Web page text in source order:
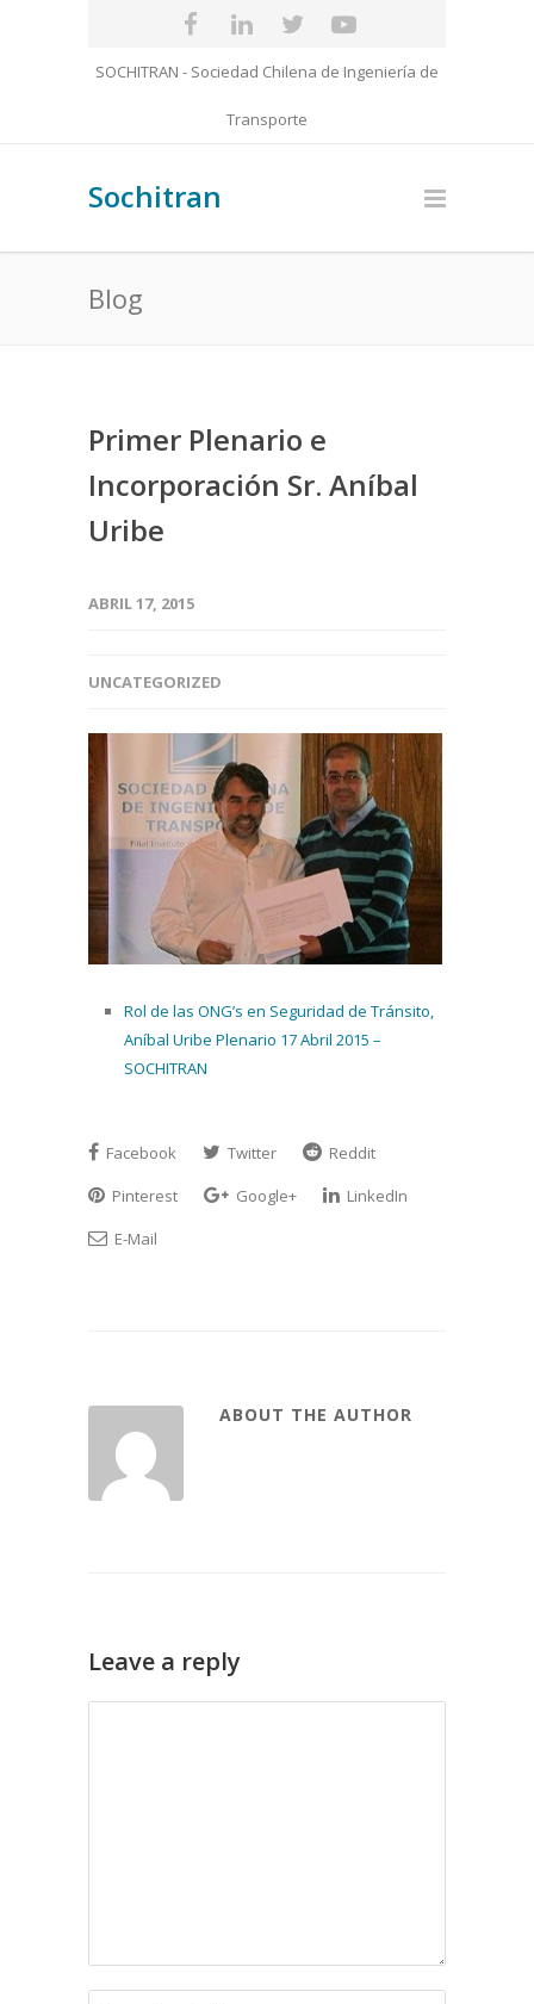
SOCHITRAN - Sociedad Chilena de Ingeniería de
Transporte
Sochitran
Blog
Primer Plenario e
Incorporación Sr. Aníbal
Uribe
ABRIL 17, 2015
UNCATEGORIZED
Rol de las ONG’s en Seguridad de Tránsito,
Aníbal Uribe Plenario 17 Abril 2015 –
SOCHITRAN
Facebook Twitter
Reddit
Pinterest
Google+
LinkedIn
E-Mail
ABOUT THE AUTHOR
Leave a reply